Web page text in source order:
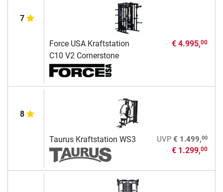
7
Force USA Kraftstation
C10 V2 Cornerstone
€ 4.995,00
8
Taurus Kraftstation WS3 UVP € 1.499,00
€ 1.299,00